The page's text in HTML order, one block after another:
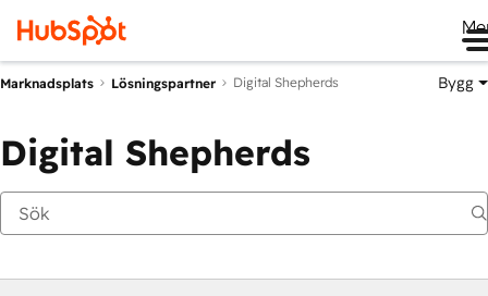
Marknadsplats Lösningspartner Digital Shepherds Bygg
Digital Shepherds